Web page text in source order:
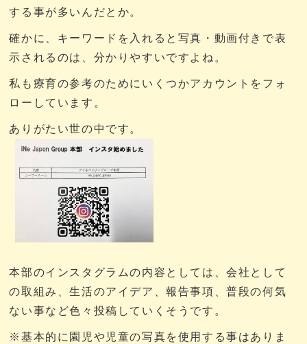
する事が多いんだとか。
確かに、キーワードを入れると写真・動画付きで表
示されるのは、分かりやすいですよね。
私も療育の参考のためにいくつかアカウントをフォ
ローしています。
ありがたい世の中です。
本部のインスタグラムの内容としては、会社として
の取組み、生活のアイデア、報告事項、普段の何気
ない事など色々投稿していくそうです。
※基本的に園児や児童の写真を使用する事はありま